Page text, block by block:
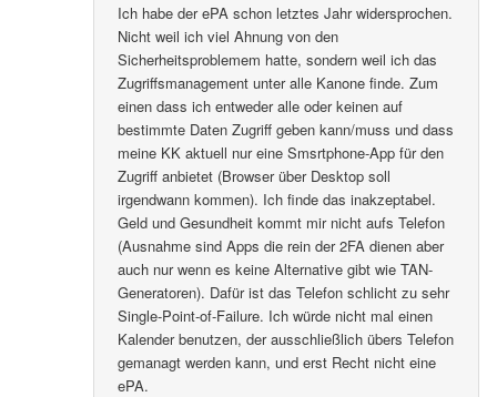
Ich habe der ePA schon letztes Jahr widersprochen.
Nicht weil ich viel Ahnung von den
Sicherheitsproblemem hatte, sondern weil ich das
Zugriffsmanagement unter alle Kanone finde. Zum
einen dass ich entweder alle oder keinen auf
bestimmte Daten Zugriff geben kann/muss und dass
meine KK aktuell nur eine Smsrtphone-App für den
Zugriff anbietet (Browser über Desktop soll
irgendwann kommen). Ich finde das inakzeptabel.
Geld und Gesundheit kommt mir nicht aufs Telefon
(Ausnahme sind Apps die rein der 2FA dienen aber
auch nur wenn es keine Alternative gibt wie TAN-
Generatoren). Dafür ist das Telefon schlicht zu sehr
Single-Point-of-Failure. Ich würde nicht mal einen
Kalender benutzen, der ausschließlich übers Telefon
gemanagt werden kann, und erst Recht nicht eine
ePA.